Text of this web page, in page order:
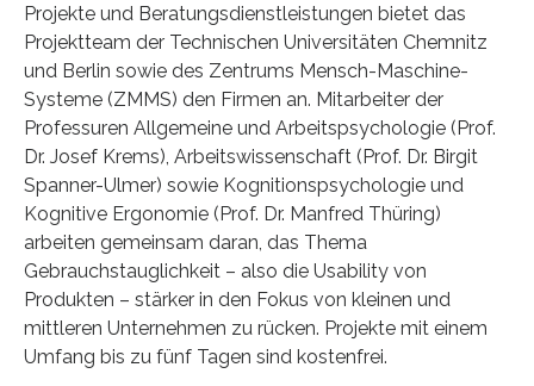
Projekte und Beratungsdienstleistungen bietet das
Projektteam der Technischen Universitäten Chemnitz
und Berlin sowie des Zentrums Mensch-Maschine-
Systeme (ZMMS) den Firmen an. Mitarbeiter der
Professuren Allgemeine und Arbeitspsychologie (Prof.
Dr. Josef Krems), Arbeitswissenschaft (Prof. Dr. Birgit
Spanner-Ulmer) sowie Kognitionspsychologie und
Kognitive Ergonomie (Prof. Dr. Manfred Thüring)
arbeiten gemeinsam daran, das Thema
Gebrauchstauglichkeit – also die Usability von
Produkten – stärker in den Fokus von kleinen und
mittleren Unternehmen zu rücken. Projekte mit einem
Umfang bis zu fünf Tagen sind kostenfrei.